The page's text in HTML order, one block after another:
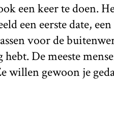
een keer te doen.
een eerste date,
voor de
De meeste
willen gewoon je